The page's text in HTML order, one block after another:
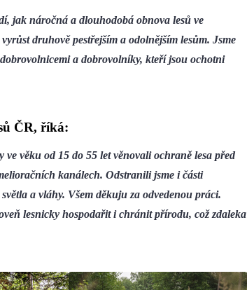
jak náročná a dlouhodobá obnova lesů ve
druhově pestřejším a odolnějším lesům. Jsme
a dobrovolníky, kteří jsou ochotni
ČR, říká:
ve věku od 15 do 55 let věnovali ochraně lesa před
kanálech. Odstranili jsme i části
a vláhy. Všem děkuju za odvedenou práci.
lesnicky hospodařit i chránit přírodu, což zdaleka